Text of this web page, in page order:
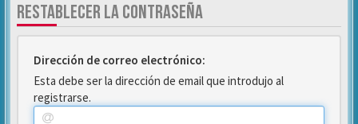
RESTABLECER LA CONTRASEÑA
Dirección de correo electrónico:
Esta debe ser la dirección de email que introdujo al
registrarse.